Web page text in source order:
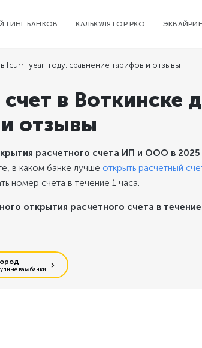
БАНКОВ КАЛЬКУЛЯТОР РКО
[curr_year] году: сравнение тарифов и отзывы
в
отзывы
расчетного счета ИП и ООО в 2025
в каком банке лучше открыть расчетный
номер счета в течение 1 часа.
открытия расчетного счета в
вам банки